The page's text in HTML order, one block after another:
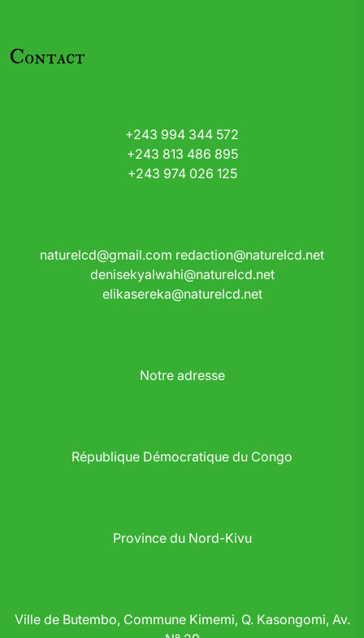
Contact
+243 994 344 572
+243 813 486 895
+243 974 026 125
naturelcd@gmail.com redaction@naturelcd.net
denisekyalwahi@naturelcd.net
elikasereka@naturelcd.net
Notre adresse
République Démocratique du Congo
Province du Nord-Kivu
Ville de Butembo, Commune Kimemi, Q. Kasongomi, Av.